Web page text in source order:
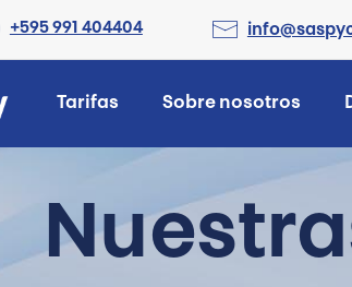
+595 991 404404
Tarifas Sobre nosotros